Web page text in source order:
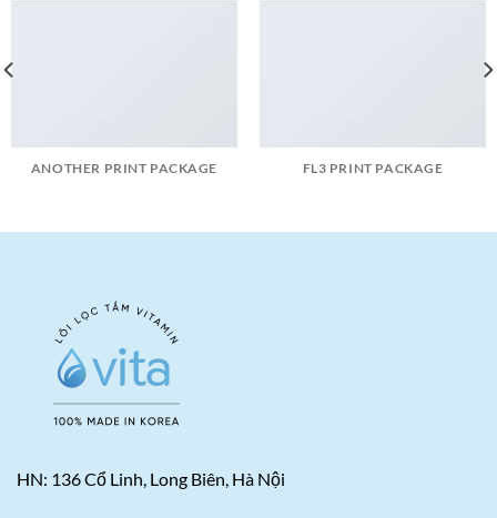
ANOTHER PRINT PACKAGE FL3 PRINT PACKAGE
HN: 136 Cổ Linh, Long Biên, Hà Nội